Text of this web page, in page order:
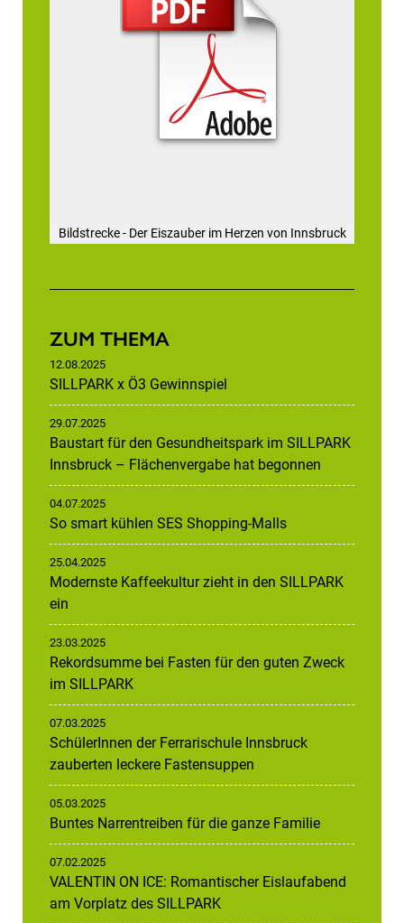
Bildstrecke - Der Eiszauber im Herzen von Innsbruck
ZUM THEMA
12.08.2025
SILLPARK x Ö3 Gewinnspiel
29.07.2025
Baustart für den Gesundheitspark im SILLPARK
Innsbruck – Flächenvergabe hat begonnen
04.07.2025
So smart kühlen SES Shopping-Malls
25.04.2025
Modernste Kaffeekultur zieht in den SILLPARK
ein
23.03.2025
Rekordsumme bei Fasten für den guten Zweck
im SILLPARK
07.03.2025
SchülerInnen der Ferrarischule Innsbruck
zauberten leckere Fastensuppen
05.03.2025
Buntes Narrentreiben für die ganze Familie
07.02.2025
VALENTIN ON ICE: Romantischer Eislaufabend
am Vorplatz des SILLPARK